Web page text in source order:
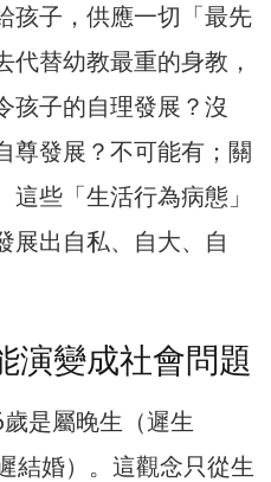
孩子，供應一切「最先
代替幼教最重的身教，
孩子的自理發展？沒
尊發展？不可能有；關
些「生活行為病態」
展出自私、自大、自
演變成社會問題
是屬晚生（遲生
結婚）。這觀念只從生